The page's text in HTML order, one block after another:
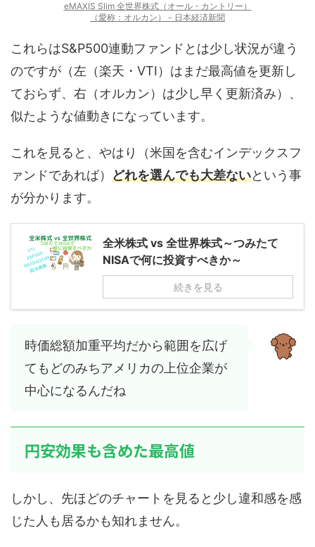
eMAXIS Slim 全世界株式（オール・カントリー）
（愛称：オルカン） - 日本経済新聞
これらはS&P500連動ファンドとは少し状況が違う
のですが（左（楽天・VTI）はまだ最高値を更新し
ておらず、右（オルカン）は少し早く更新済み）、
似たような値動きになっています。
これを見ると、やはり（米国を含むインデックスフ
ァンドであれば） どれを選んでも大差ないという事
が分かります。
全米株式 vs 全世界株式～つみたて
NISAで何に投資すべきか～
続きを見る
時価総額加重平均だから範囲を広げ
てもどのみちアメリカの上位企業が
中心になるんだね
円安効果も含めた最高値
しかし、先ほどのチャートを見ると少し違和感を感
じた人も居るかも知れません。